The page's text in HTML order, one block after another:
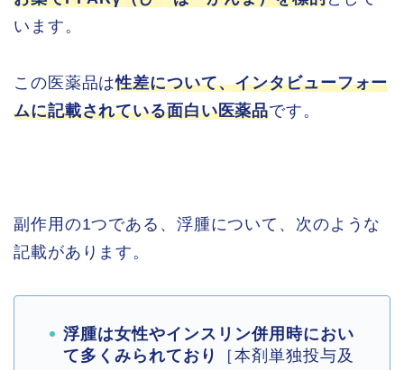
います。
この医薬品は性差について、インタビューフォー
ムに記載されている面白い医薬品です。
副作用の1つである、浮腫について、次のような
記載があります。
浮腫は女性やインスリン併用時におい
て多くみられており
［本剤単独投与及